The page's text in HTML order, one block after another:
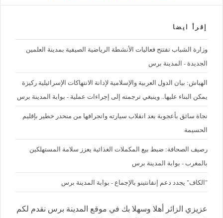
إقرأ ايضا
وزارة الشباب تفتتح فعاليات الأنشطة الرياضية الصيفية بمدينة العلمين
الجديدة - المدينة برس
الهباش: بيان الدول العربية والإسلامية لإدانة الانتهاكات الإسرائيلية ركيزة
يمكن البناء عليها.. وينبغي ترجمته إلى إجراءات عملية - بوابة المدينة برس
نجاة سائق بأعجوبة بعد انقلاب سيارته وانجرافها من منحدر خطير بإقليم
الحسيمة
رصيف الصحافة: ضبط بيع المكملات الغذائية يعزز سلامة المستهلكين
بالمغرب - بوابة المدينة برس
"الكاف" يجدد دعم إنفانتينو بالإجماع - بوابة المدينة برس
عزيزي الزائر أهلا وسهلا بك في موقع المدينة برس نقدم لكم